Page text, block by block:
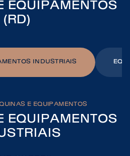
EQUIPAMENTOS
(RD)
INDUSTRIAIS
E EQUIPAMENTOS
EQUIPAMENTOS